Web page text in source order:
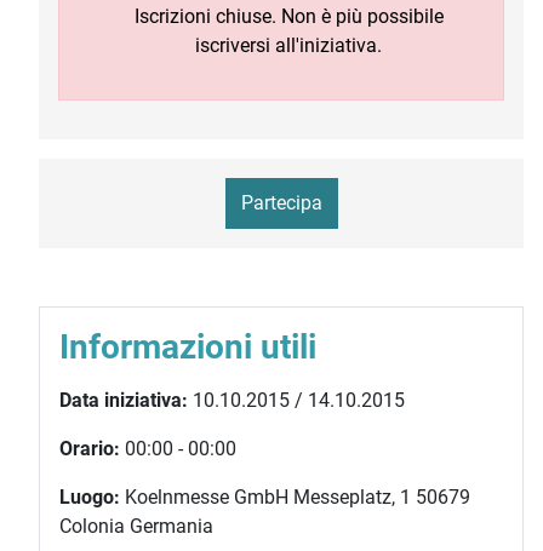
Iscrizioni chiuse. Non è più possibile
iscriversi all'iniziativa.
Partecipa
Informazioni utili
Data iniziativa: 10.10.2015 / 14.10.2015
Orario: 00:00 - 00:00
Luogo: Koelnmesse GmbH Messeplatz, 1 50679
Colonia Germania